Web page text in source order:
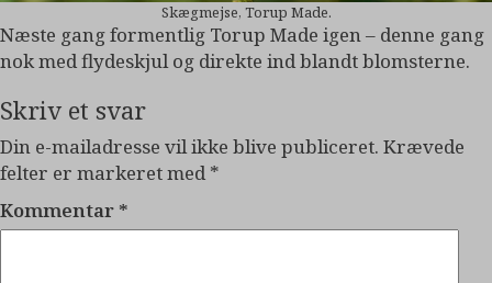
Skægmejse, Torup Made.
Næste gang formentlig Torup Made igen – denne gang
nok med flydeskjul og direkte ind blandt blomsterne.
Skriv et svar
Din e-mailadresse vil ikke blive publiceret. Krævede
felter er markeret med *
Kommentar *